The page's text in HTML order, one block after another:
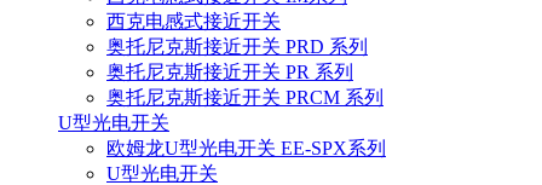
西克电感式接近开关
奥托尼克斯接近开关 PRD 系列
奥托尼克斯接近开关 PR 系列
奥托尼克斯接近开关 PRCM 系列
U型光电开关
欧姆龙U型光电开关 EE-SPX系列
U型光电开关